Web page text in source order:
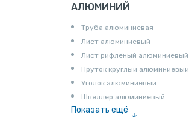
АЛЮМИНИЙ
Труба алюминиевая
Лист алюминиевый
Лист рифленый алюминиевый
Пруток круглый алюминиевый
Уголок алюминиевый
Швеллер алюминиевый
Показать ещё